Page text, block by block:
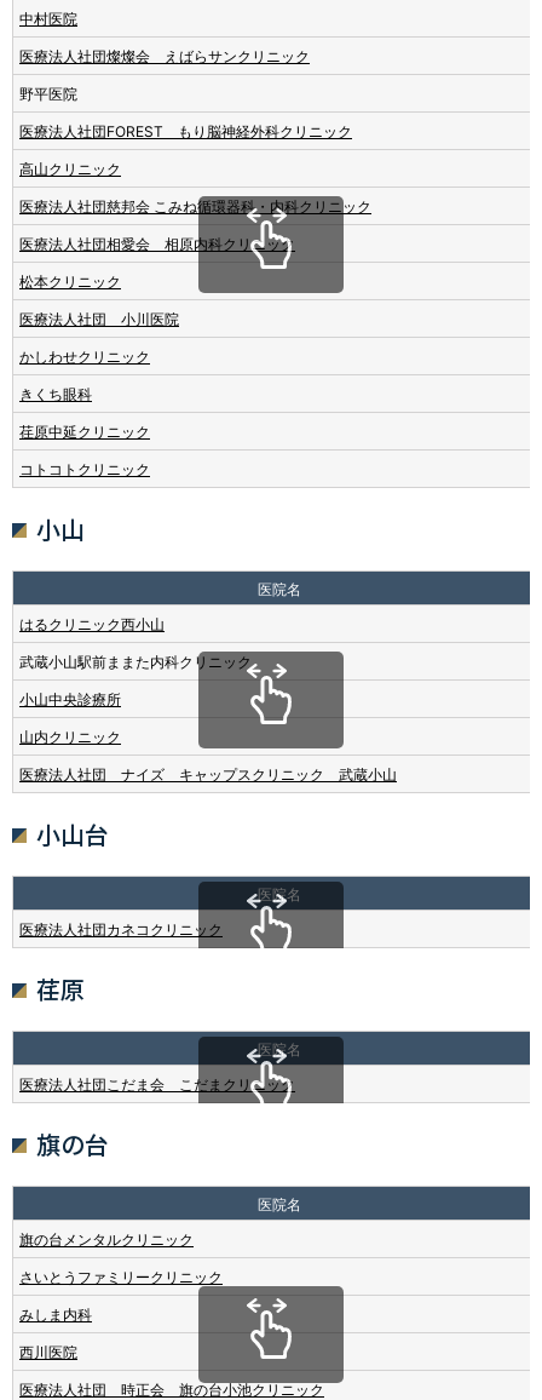
中村医院
医療法人社団燦燦会 えばらサンクリニック
野平医院
医療法人社団FOREST もり脳神経外科クリニック
高山クリニック
医療法人社団慈邦会 こみね循環器科・内科クリニック
医療法人社団相愛会 相原内科クリニック
松本クリニック
医療法人社団 小川医院
かしわせクリニック
きくち眼科
荏原中延クリニック
コトコトクリニック
小山
医院名
はるクリニック西小山
武蔵小山駅前ままた内科クリニック
小山中央診療所
山内クリニック
医療法人社団 ナイズ キャップスクリニック 武蔵小山
小山台
医院名
医療法人社団カネコクリニック
荏原
医院名
医療法人社団こだま会 こだまクリニック
旗の台
医院名
旗の台メンタルクリニック
さいとうファミリークリニック
みしま内科
西川医院
医療法人社団 時正会 旗の台小池クリニック